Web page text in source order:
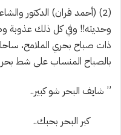
(2) (أحمد قران) الدكتور
وحديثه!! وفي كل ذلك عذوبة
ذات صباح بحري الملامح،
بالصباح المنساب على شط
” شايف البحر شو كبير..
كبر البحر بحبك..